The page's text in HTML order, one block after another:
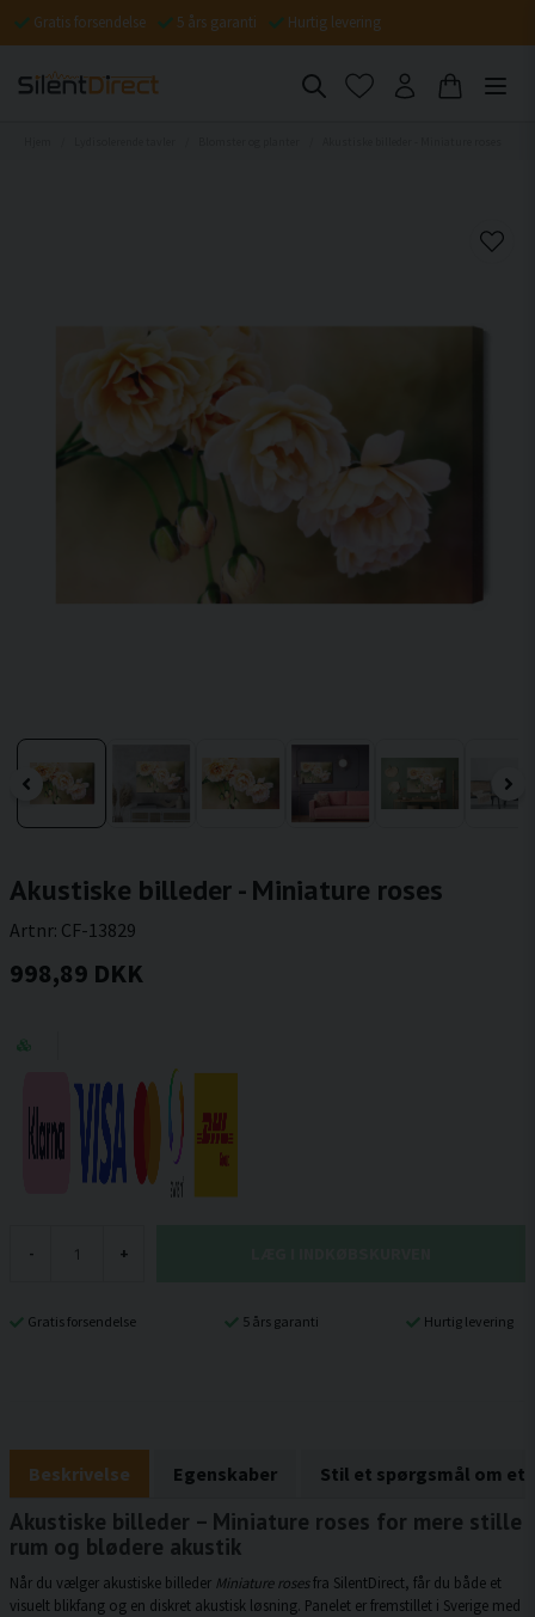
Gratis forsendelse 5 års garanti Hurtig levering
Akustiske billeder - Miniature roses
Artnr: CF-13829
998,89 DKK
- +
Gratis forsendelse 5 års garanti Hurtig levering
Beskrivelse Egenskaber Stil et spørgsmål om et
Akustiske billeder – Miniature roses for mere stille
rum og blødere akustik
Når du vælger akustiske billeder Miniature rosesfra SilentDirect, får du både et
visuelt blikfang og en diskret akustisk løsning. Panelet er fremstillet i Sverige med